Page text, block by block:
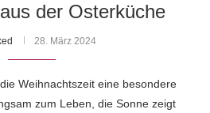
der Osterküche
28. März 2024
Weihnachtszeit eine besondere
zum Leben, die Sonne zeigt